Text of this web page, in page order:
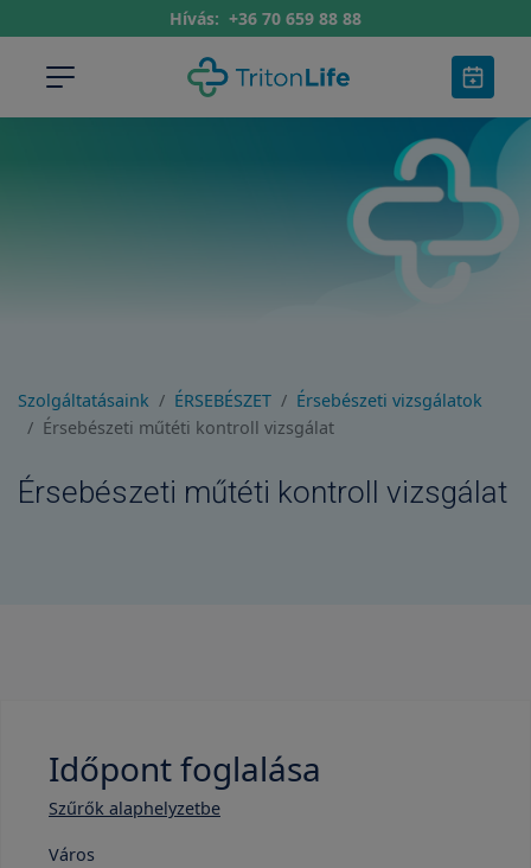
Hívás: +36 70 659 88 88
Szolgáltatásaink ÉRSEBÉSZET
Érsebészeti vizsgálatok
Érsebészeti műtéti kontroll vizsgálat
Érsebészeti műtéti kontroll vizsgálat
Időpont foglalása
Szűrők alaphelyzetbe
Város